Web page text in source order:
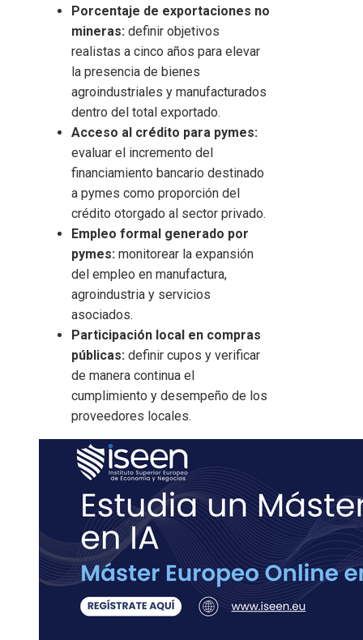
Porcentaje de exportaciones no
mineras: definir objetivos
realistas a cinco años para elevar
la presencia de bienes
agroindustriales y manufacturados
dentro del total exportado.
Acceso al crédito para pymes:
evaluar el incremento del
financiamiento bancario destinado
a pymes como proporción del
crédito otorgado al sector privado.
Empleo formal generado por
pymes: monitorear la expansión
del empleo en manufactura,
agroindustria y servicios
asociados.
Participación local en compras
públicas: definir cupos y verificar
de manera continua el
cumplimiento y desempeño de los
proveedores locales.